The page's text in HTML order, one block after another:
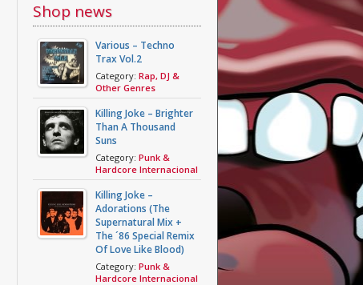
Shop news
Various – Techno
Trax Vol.2
Category: Rap, DJ &
Other Genres
Killing Joke – Brighter
Than A Thousand
Suns
Category: Punk &
Hardcore Internacional
Killing Joke –
Adorations (The
Supernatural Mix +
The ´86 Special Remix
Of Love Like Blood)
Category: Punk &
Hardcore Internacional